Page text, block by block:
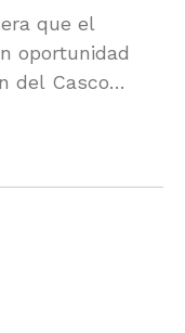
que el
oportunidad
del Casco